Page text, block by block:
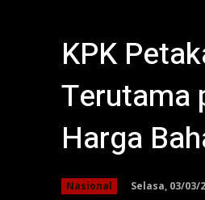
KPK
Terutama
Harga
Nasional Selasa, 03/03/